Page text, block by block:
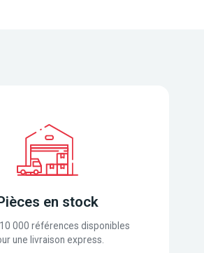
en stock
000 références disponibles
une livraison express.